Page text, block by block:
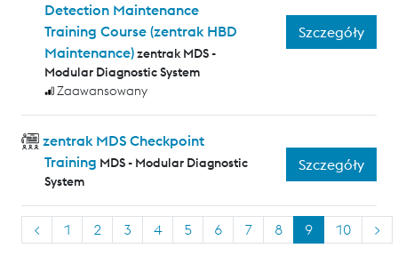
Detection Maintenance
Training Course (zentrak HBD
Maintenance)zentrak MDS -
Modular Diagnostic System
Zaawansowany
Szczegóły
zentrak MDS Checkpoint
Training MDS - Modular Diagnostic
System
Szczegóły
< 1 2 3 4 5 6 7 8 9 10 >